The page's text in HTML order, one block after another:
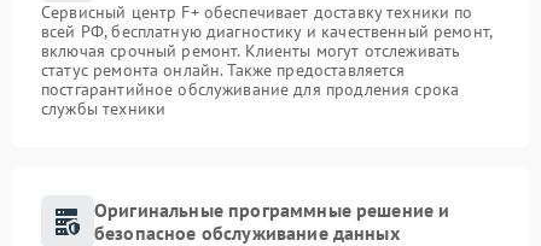
Сервисный центр F+ обеспечивает доставку техники по
всей РФ, бесплатную диагностику и качественный ремонт,
включая срочный ремонт. Клиенты могут отслеживать
статус ремонта онлайн. Также предоставляется
постгарантийное обслуживание для продления срока
службы техники
Оригинальные программные решение и
безопасное обслуживание данных